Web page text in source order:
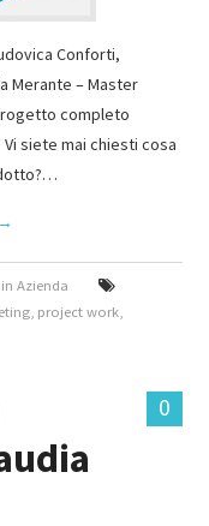
Conforti,
Merante – Master
completo
Vi siete mai chiesti cosa
→
Azienda
project work
0